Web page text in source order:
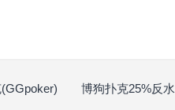
博狗扑克25%反水